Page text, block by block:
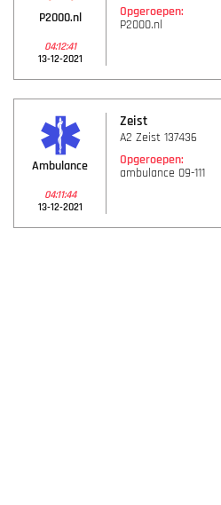
P2000.nl
04:12:41
13-12-2021
Opgeroepen:
P2000.nl
Ambulance
04:11:44
13-12-2021
Zeist
A2 Zeist 137436
Opgeroepen:
ambulance 09-111